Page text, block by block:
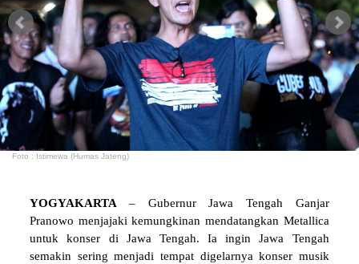
Foto : Istimewa (Humas Jateng)
YOGYAKARTA – Gubernur Jawa Tengah Ganjar
Pranowo menjajaki kemungkinan mendatangkan Metallica
untuk konser di Jawa Tengah. Ia ingin Jawa Tengah
semakin sering menjadi tempat digelarnya konser musik